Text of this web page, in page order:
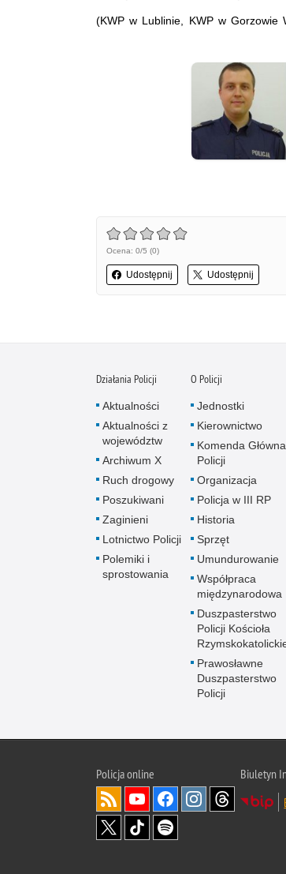
(KWP w Lublinie, KWP w Gorzowie
Ocena: 0/5 (0)
Udostępnij Udostępnij
Działania Policji
Aktualności
Aktualności z
województw
Archiwum X
Ruch drogowy
Poszukiwani
Zaginieni
Lotnictwo Policji
Polemiki i
sprostowania
O Policji
Jednostki
Kierownictwo
Komenda Główna
Policji
Organizacja
Policja w III RP
Historia
Sprzęt
Umundurowanie
Współpraca
międzynarodowa
Duszpasterstwo
Policji Kościoła
Prawosławne
Duszpasterstwo
Policji
Policjaonline
Biuletyn